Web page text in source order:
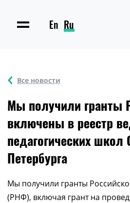
En Ru
Все новости
Мы получили гранты
включены в реестр
педагогических школ
Петербурга
Мы получили гранты
(РНФ), включая грант на